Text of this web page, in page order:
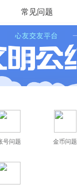
常见问题
号问题 金币问题